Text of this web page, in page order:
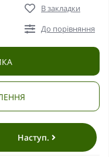
В закладки
До порівняння
Наступ.